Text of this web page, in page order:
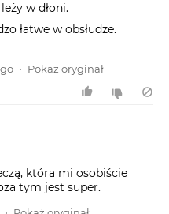
w dłoni.
łatwe w obsłudze.
• Pokaż oryginał
która mi osobiście
tym jest super.